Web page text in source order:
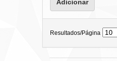
Resultados/Página